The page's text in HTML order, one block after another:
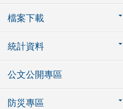
檔案下載
統計資料
公文公開專區
防災專區